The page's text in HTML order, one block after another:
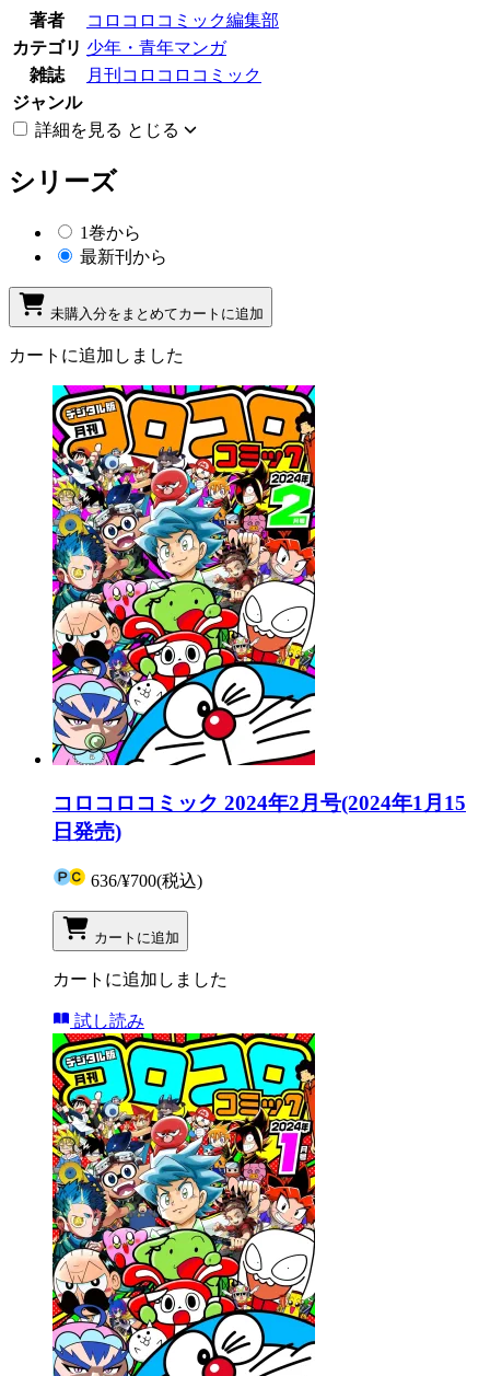
著者
コロコロコミック編集部
カテゴリ 少年・青年マンガ
雑誌
月刊コロコロコミック
ジャンル
詳細を見る とじる
シリーズ
1巻から
最新刊から
未購入分をまとめてカートに追加
カートに追加しました
コロコロコミック 2024年2月号(2024年1月15
日発売)
636/¥700(税込)
カートに追加
カートに追加しました
試し読み